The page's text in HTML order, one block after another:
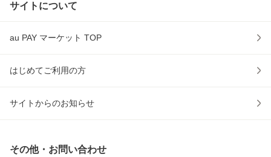
サイトについて
au PAY マーケット TOP
はじめてご利用の方
サイトからのお知らせ
その他・お問い合わせ